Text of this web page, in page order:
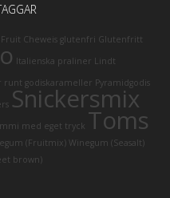
Fruit Cheweis glutenfri Glutenfritt
Italienska praliner Lindt
runt godiskarameller Pyramidgodis
Snickersmix
med eget tryck Toms
(Fruitmix) Winegum (Seasalt)
brown)